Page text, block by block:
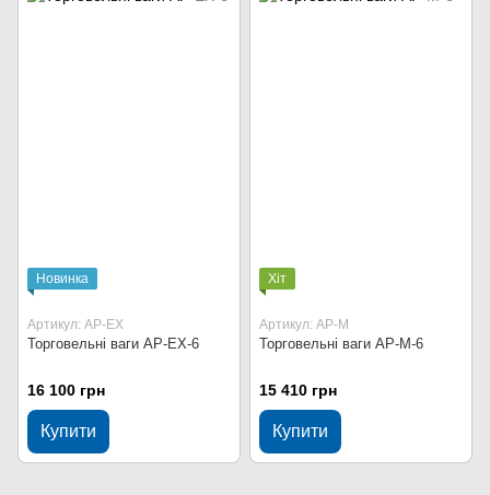
Новинка
Артикул: AP-EX
Торговельні ваги AP-EX-6
16 100 грн
Купити
Хіт
Артикул: AP-M
Торговельні ваги AP-M-6
15 410 грн
Купити